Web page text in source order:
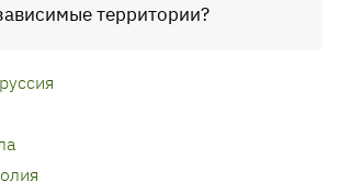
территории?